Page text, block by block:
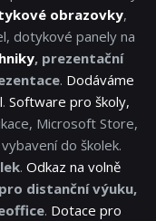
obrazovky,
dotykové panely na
, prezentační
. Dodáváme
. Software pro školy,
Microsoft Store,
do školek.
. Odkaz na volně
distanční výuku,
. Dotace pro